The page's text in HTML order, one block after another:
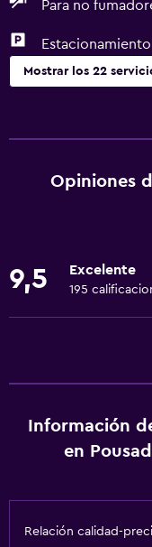
Para no
Mostrar los 22
Terraza
Terraza/patio
Baño
Servicios básicos
Wifi gratis
Internet
Opiniones
9,5 Excelente
195
Información
en
Relación calidad-